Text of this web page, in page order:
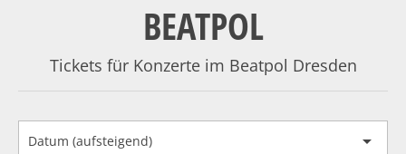
BEATPOL
Tickets für Konzerte im Beatpol Dresden
Datum (aufsteigend) 